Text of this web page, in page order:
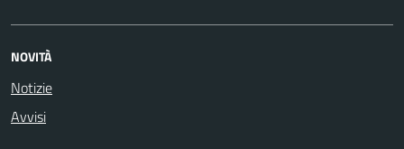
NOVITÀ
Notizie
Avvisi